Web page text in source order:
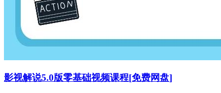
影视解说5.0版零基础视频课程[免费网盘]